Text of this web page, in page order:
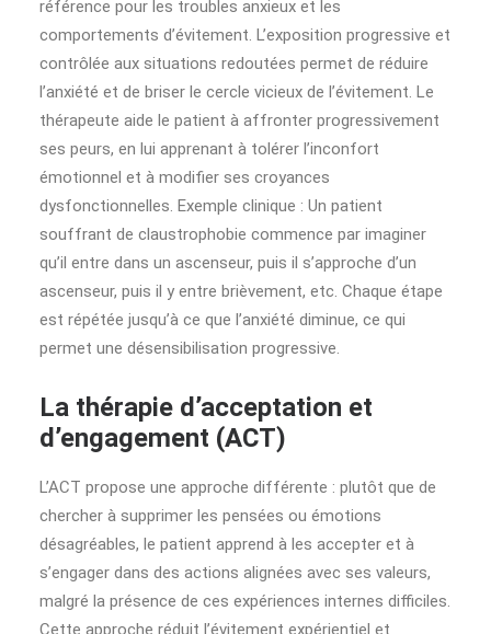
référence pour les troubles anxieux et les
comportements d’évitement. L’exposition progressive et
contrôlée aux situations redoutées permet de réduire
l’anxiété et de briser le cercle vicieux de l’évitement. Le
thérapeute aide le patient à affronter progressivement
ses peurs, en lui apprenant à tolérer l’inconfort
émotionnel et à modifier ses croyances
dysfonctionnelles. Exemple clinique : Un patient
souffrant de claustrophobie commence par imaginer
qu’il entre dans un ascenseur, puis il s’approche d’un
ascenseur, puis il y entre brièvement, etc. Chaque étape
est répétée jusqu’à ce que l’anxiété diminue, ce qui
permet une désensibilisation progressive.
La thérapie d’acceptation et
d’engagement (ACT)
L’ACT propose une approche différente : plutôt que de
chercher à supprimer les pensées ou émotions
désagréables, le patient apprend à les accepter et à
s’engager dans des actions alignées avec ses valeurs,
malgré la présence de ces expériences internes difficiles.
Cette approche réduit l’évitement expérientiel et